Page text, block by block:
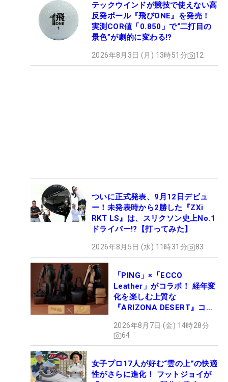
テックウインドが競技で使えない高
反発ボール『飛びONE』を発売！
実測COR値「0.850」で“二打目の
景色”が劇的に変わる!?
2026年8月3日 (月) 13時51分 12
ついに正式発表、9月12日デビュ
ー！未発表時から2勝した『ZXi
RKT LS』は、スリクソン史上No.1
ドライバー!?【打ってみた】
2026年8月5日 (水) 11時31分 83
「PING」×「ECCO
Leather」がコラボ！ 経年変
化を楽しむ上質な
『ARIZONA DESERT』コレ
ュー
2026年8月7日 (金) 14時28分
64
女子プロ17人が好む“雲の上”の快適
性がさらに進化！ フットジョイが